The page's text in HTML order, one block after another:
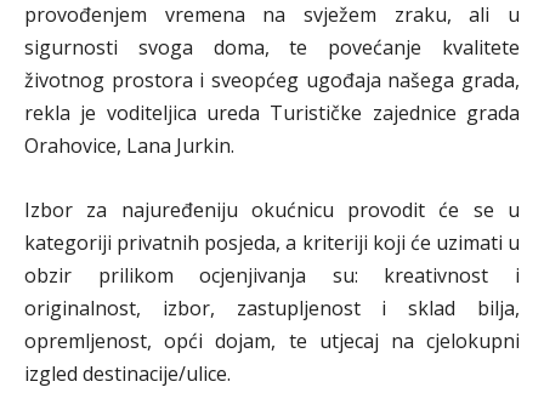
provođenjem vremena na svježem zraku, ali u
sigurnosti svoga doma, te povećanje kvalitete
životnog prostora i sveopćeg ugođaja našega grada,
rekla je voditeljica ureda Turističke zajednice grada
Orahovice, Lana Jurkin.
Izbor za najuređeniju okućnicu provodit će se u
kategoriji privatnih posjeda, a kriteriji koji će uzimati u
obzir prilikom ocjenjivanja su: kreativnost i
originalnost, izbor, zastupljenost i sklad bilja,
opremljenost, opći dojam, te utjecaj na cjelokupni
izgled destinacije/ulice.